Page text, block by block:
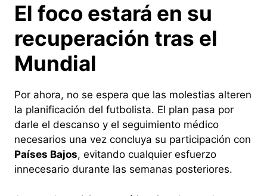
El foco estará en su
recuperación tras el
Mundial
Por ahora, no se espera que las molestias alteren
la planificación del futbolista. El plan pasa por
darle el descanso y el seguimiento médico
necesarios una vez concluya su participación con
Países Bajos, evitando cualquier esfuerzo
innecesario durante las semanas posteriores.